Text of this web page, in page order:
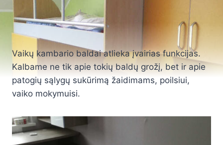
Vaikų kambario baldai atlieka įvairias funkcijas.
Kalbame ne tik apie tokių baldų grožį, bet ir apie
patogių sąlygų sukūrimą žaidimams, poilsiui,
vaiko mokymuisi.